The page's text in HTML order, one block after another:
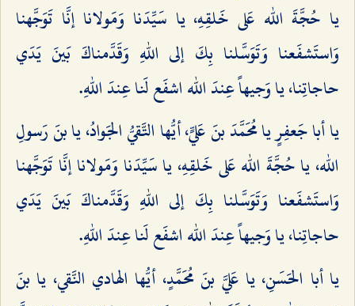
يا حُجَّةَ الله عَلى خَلقِهِ، يا سَيِّدَنا وَمَولانا إنَّا تَوَجَّهنا
وَاستَشفَعنا وَتَوَسَّلنا بِكَ إلى اللهِ وَقَدَّمناكَ بَينَ يَدَي
حاجاتِنا، يا وَجيهاً عِندَ الله اشفَع لَنا عِندَ اللهِ.
يا أبا جَعفِرٍ يا مُحَمَّدَ بنَ عَليٍّ، أيُّها التَّقيُّ الجَوادُ، يا بنَ رَسولِ
الله، يا حُجَّةَ الله عَلى خَلقِهِ، يا سَيِّدَنا وَمَولانا إنَّا تَوَجَّهنا
وَاستَشفَعنا وَتَوَسَّلنا بِكَ إلى اللهِ وَقَدَّمناكَ بَينَ يَدَي
حاجاتِنا، يا وَجيهاً عِندَ الله اشفَع لَنا عِندَ اللهِ.
يا أبا الحَسَنِ، يا عَليَّ بنَ مُحَمَّدٍ، أيُّها الهادي النَّقي، يا بنَ